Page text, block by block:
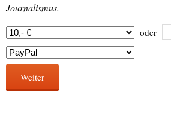
Journalismus.
oder
Weiter